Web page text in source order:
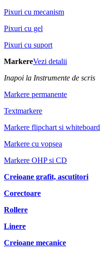
Pixuri cu mecanism
Pixuri cu gel
Pixuri cu suport
MarkereVezi detalii
Inapoi la Instrumente de scris
Markere permanente
Textmarkere
Markere flipchart si whiteboard
Markere cu vopsea
Markere OHP si CD
Creioane grafit, ascutitori
Corectoare
Rollere
Linere
Creioane mecanice